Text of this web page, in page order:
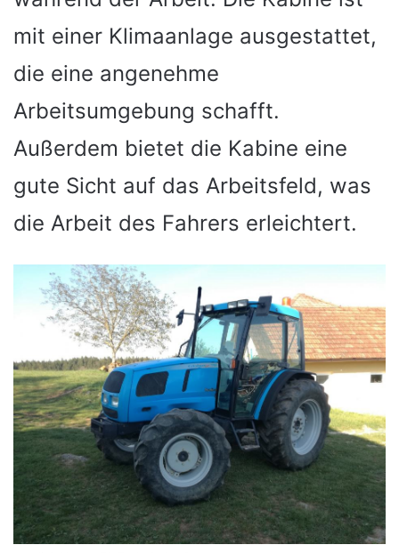
mit einer Klimaanlage ausgestattet,
die eine angenehme
Arbeitsumgebung schafft.
Außerdem bietet die Kabine eine
gute Sicht auf das Arbeitsfeld, was
die Arbeit des Fahrers erleichtert.